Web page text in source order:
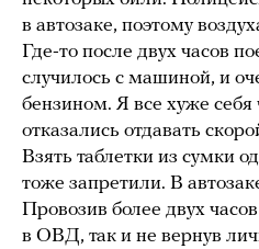
в автозаке, поэтому
Где-то после двух часов
случилось с машиной, и
бензином. Я все хуже себя
отказались отдавать
Взять таблетки из сумки
тоже запретили. В
Провозив более двух
в ОВД, так и не вернув